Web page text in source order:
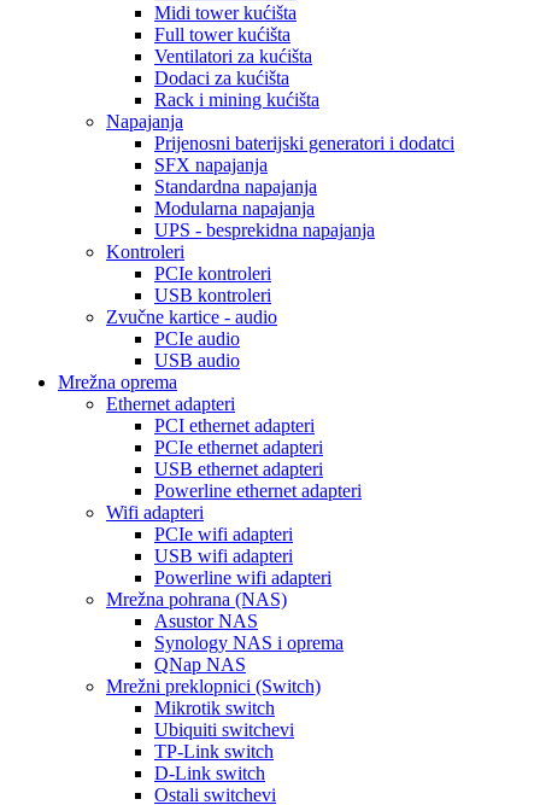
Midi tower kućišta
Full tower kućišta
Ventilatori za kućišta
Dodaci za kućišta
Rack i mining kućišta
Napajanja
Prijenosni baterijski generatori i dodatci
SFX napajanja
Standardna napajanja
Modularna napajanja
UPS - besprekidna napajanja
Kontroleri
PCIe kontroleri
USB kontroleri
Zvučne kartice - audio
PCIe audio
USB audio
Mrežna oprema
Ethernet adapteri
PCI ethernet adapteri
PCIe ethernet adapteri
USB ethernet adapteri
Powerline ethernet adapteri
Wifi adapteri
PCIe wifi adapteri
USB wifi adapteri
Powerline wifi adapteri
Mrežna pohrana (NAS)
Asustor NAS
Synology NAS i oprema
QNap NAS
Mrežni preklopnici (Switch)
Mikrotik switch
Ubiquiti switchevi
TP-Link switch
D-Link switch
Ostali switchevi